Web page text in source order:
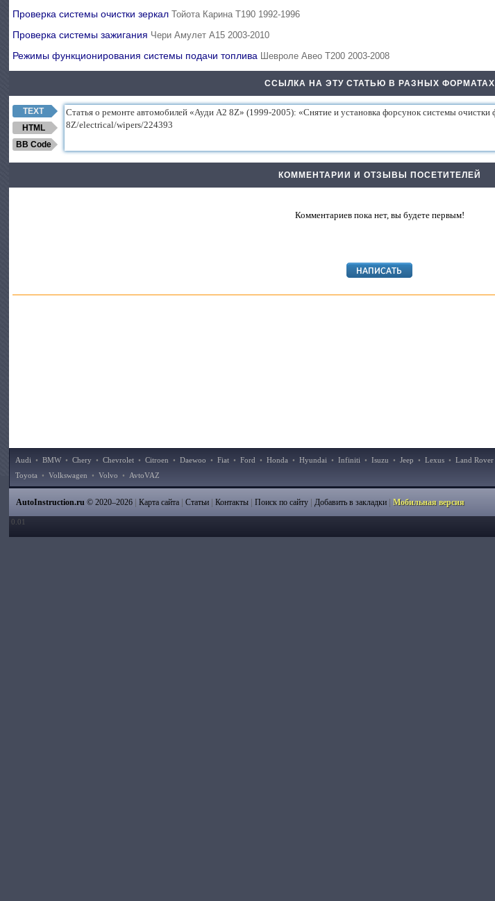
Проверка системы очистки зеркалТойота Карина Т190 1992-1996
Проверка системы зажигания Чери Амулет А15 2003-2010
Режимы функционирования системы подачи топлива Шевроле Авео Т200 2003-2008
ССЫЛКА НА ЭТУ СТАТЬЮ В РАЗНЫХ ФОРМАТАХ
TEXT
HTML
BB Code
КОММЕНТАРИИ И ОТЗЫВЫ ПОСЕТИТЕЛЕЙ
Комментариев пока нет, вы будете первым!
Audi • BMW • Chery • Chevrolet • Citroen • Daewoo • Fiat • Ford • Honda • Hyundai • Infiniti • Isuzu • Jeep • Lexus • Land Rover
Toyota • Volkswagen • Volvo • AvtoVAZ
AutoInstruction.ru © 2020–2026 |Карта сайта |Статьи |Контакты |Поиск по сайту |Добавить в закладки |Мобильная версия
0.01